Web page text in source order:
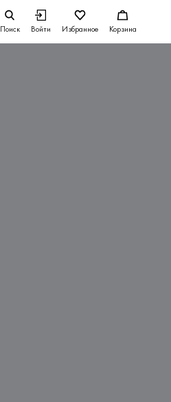
Поиск Войти Избранное Корзина